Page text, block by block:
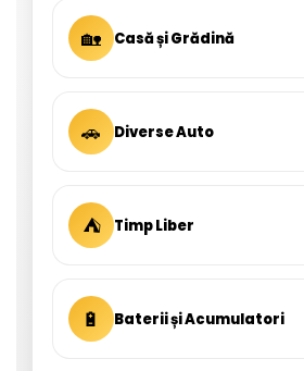
🏡 Casă și Grădină
🚗 Diverse Auto
⛺ Timp Liber
🔋 Baterii și Acumulatori